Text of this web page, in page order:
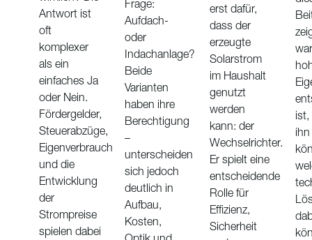
Antwort ist
oft
komplexer
als ein
einfaches Ja
oder Nein.
Fördergelder,
Steuerabzüge,
Eigenverbrauch
und die
Entwicklung
der
Strompreise
spielen dabei
Frage:
Aufdach-
oder
Indachanlage?
Beide
Varianten
haben ihre
Berechtigung
–
unterscheiden
sich jedoch
deutlich in
Aufbau,
Kosten,
erst dafür,
dass der
erzeugte
Solarstrom
im Haushalt
genutzt
werden
kann: der
Wechselrichter.
Er spielt eine
entscheidende
Rolle für
Effizienz,
Sicherheit
ist,